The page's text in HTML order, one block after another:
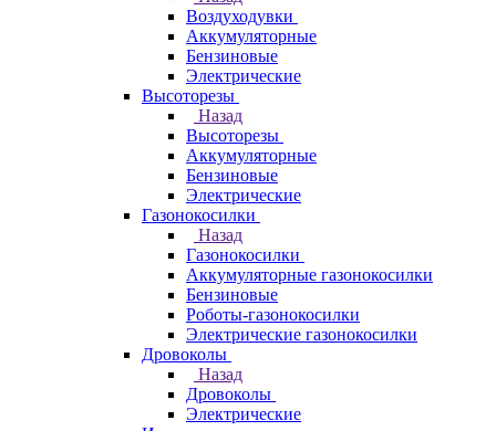
Воздуходувки
Аккумуляторные
Бензиновые
Электрические
Высоторезы
Назад
Высоторезы
Аккумуляторные
Бензиновые
Электрические
Газонокосилки
Назад
Газонокосилки
Аккумуляторные газонокосилки
Бензиновые
Роботы-газонокосилки
Электрические газонокосилки
Дровоколы
Назад
Дровоколы
Электрические